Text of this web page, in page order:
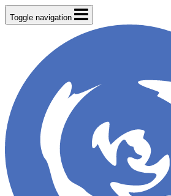
Toggle navigation